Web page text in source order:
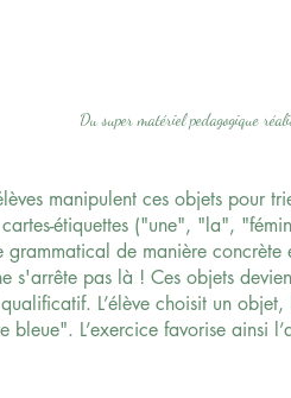
Du super matériel pedagogique
manipulent ces objets pour
étiquettes ("une", "la",
de manière concrète
s'arrête pas là ! Ces objets
L’élève choisit un
bleue". L’exercice favorise ainsi